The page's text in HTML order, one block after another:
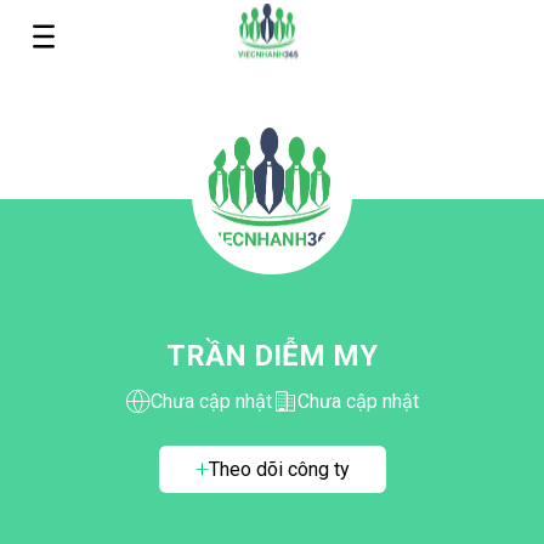
TRẦN DIỄM MY
Chưa cập nhật Chưa cập nhật
Theo dõi công ty